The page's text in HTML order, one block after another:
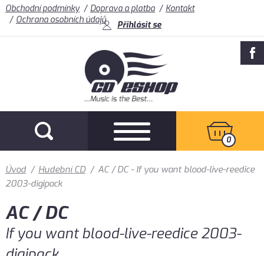
Obchodní podmínky Doprava a platba
Kontakt
Ochrana osobních údajů
Přihlásit se
0
Úvod / Hudební CD / AC / DC - If you want blood-live-reedice
2003-digipack
AC / DC
If you want blood-live-reedice 2003-